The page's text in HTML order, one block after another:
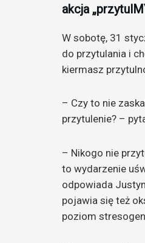
akcja
W sobotę, 31
do przytulania i
kiermasz
– Czy to nie
przytulenie? –
– Nikogo nie
to wydarzenie
odpowiada
pojawia się też
poziom